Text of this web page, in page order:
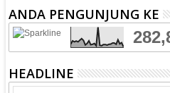
ANDA PENGUNJUNG KE
HEADLINE